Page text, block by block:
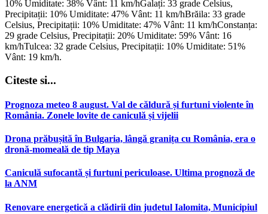
10% Umiditate: 38% Vânt: 11 km/hGalați: 33 grade Celsius,
Precipitații: 10% Umiditate: 47% Vânt: 11 km/hBrăila: 33 grade
Celsius, Precipitații: 10% Umiditate: 47% Vânt: 11 km/hConstanța:
29 grade Celsius, Precipitații: 20% Umiditate: 59% Vânt: 16
km/hTulcea: 32 grade Celsius, Precipitații: 10% Umiditate: 51%
Vânt: 19 km/h.
Citeste si...
Prognoza meteo 8 august. Val de căldură și furtuni violente în
România. Zonele lovite de caniculă și vijelii
Drona prăbușită în Bulgaria, lângă granița cu România, era o
dronă-momeală de tip Maya
Caniculă sufocantă și furtuni periculoase. Ultima prognoză de
la ANM
Renovare energetică a clădirii din judetul Ialomita, Municipiul